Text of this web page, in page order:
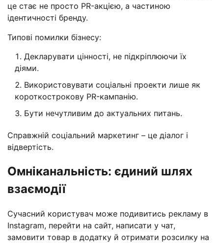
це стає не просто PR-акцією, а частиною
ідентичності бренду.
Типові помилки бізнесу:
Декларувати цінності, не підкріплюючи їх
діями.
Використовувати соціальні проекти лише як
короткострокову PR-кампанію.
Бути нечутливим до актуальних питань.
Справжній соціальний маркетинг – це діалог і
відвертість.
Омніканальність: єдиний шлях
взаємодії
Сучасний користувач може подивитись рекламу в
Instagram, перейти на сайт, написати у чат,
замовити товар в додатку й отримати розсилку на